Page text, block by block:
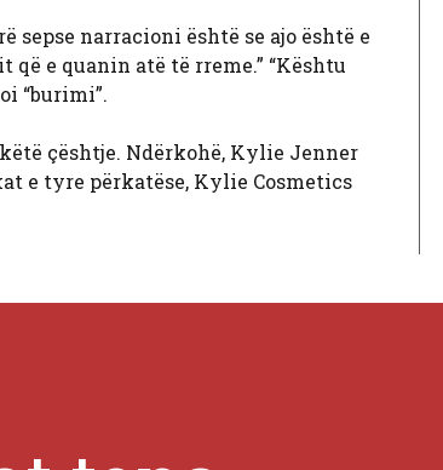
sepse narracioni është se ajo është e
e quanin atë të rreme.” “Kështu
“burimi”.
çështje. Ndërkohë, Kylie Jenner
e tyre përkatëse, Kylie Cosmetics